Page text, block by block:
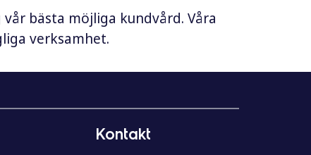
bästa möjliga kundvård. Våra
verksamhet.
Kontakt